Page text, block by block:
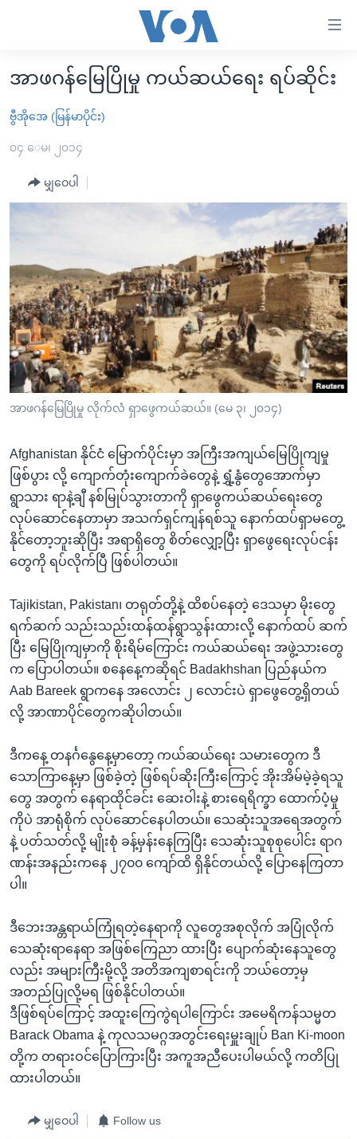
လွယ်ကူ
သည့်
Link
များ
ပင်မ
ကျော်
ကြည့်
ရန်
ပင်မ
အ
ညွန်း
စာမျက်နှာ
ကျော်
ကြည့်
ရန်
ရှာဖွေ
ရန်
နေရာ
ကျော်
မူလစာမျက်နှာ
မြန်မာ
အမေရိကန်သုံးအီဒီယံ
မကြေးမုံရဲ့ အင်္ဂလိပ်စာ
ရုပ်ရှင်ထဲက အင်္ဂလိပ်စာ
သုတပဒေသာ အင်္ဂလိပ်စာ
အပတ်စဉ်ကဏ္ဍများ
ရေဒီယို
တီဗွီ
ရေဒီယိုနှင့်ရုပ်သံ အချက်အလက်များ
ရေဒီယို/တီဗွီအစီအစဉ်
Learning English
ဘာသာစကားများ
အာဖဂန်မြေပြိုမှု ကယ်ဆယ်ရေး ရပ်ဆိုင်း
ဗွီအိုအေ (မြန်မာပိုင်း)
၀၄ ေမ၊ ၂၀၁၄
မျှဝေပါ
အာဖဂန်မြေပြိုမှု လိုက်လံ ရှာဖွေကယ်ဆယ်။ (မေ ၃၊ ၂၀၁၄)
Afghanistan နိုင်ငံ မြောက်ပိုင်းမှာ အကြီးအကျယ်မြေပြိုကျမှု
ဖြစ်ပွား လို့ ကျောက်တုံးကျောက်ခဲတွေနဲ့ ရွှံ့နွံတွေအောက်မှာ
ရွာသား ရာနဲ့ချီ နစ်မြုပ်သွားတာကို ရှာဖွေကယ်ဆယ်ရေးတွေ
လုပ်ဆောင်နေတာမှာ အသက်ရှင်ကျန်ရစ်သူ နောက်ထပ်ရှာမတွေ့
နိုင်တော့ဘူးဆိုပြီး အရာရှိတွေ စိတ်လျှော့ပြီး ရှာဖွေရေးလုပ်ငန်း
တွေကို ရပ်လိုက်ပြီ ဖြစ်ပါတယ်။
Tajikistan, Pakistan၊ တရုတ်တို့နဲ့ ထိစပ်နေတဲ့ ဒေသမှာ မိုးတွေ
ရက်ဆက် သည်းသည်းထန်ထန်ရွာသွန်းထားလို့ နောက်ထပ် ဆက်
ပြီး မြေပြိုကျမှာကို စိုးရိမ်ကြောင်း ကယ်ဆယ်ရေး အဖွဲ့သားတွေ
က ပြောပါတယ်။ စနေနေ့ကဆိုရင် Badakhshan ပြည်နယ်က
Aab Bareek ရွာကနေ အလောင်း ၂ လောင်းပဲ ရှာဖွေတွေ့ရှိတယ်
လို့ အာဏာပိုင်တွေကဆိုပါတယ်။
ဒီကနေ့ တနင်္ဂနွေနေ့မှာတော့ ကယ်ဆယ်ရေး သမားတွေက ဒီ
သောကြာနေ့မှာ ဖြစ်ခဲ့တဲ့ ဖြစ်ရပ်ဆိုးကြီးကြောင့် အိုးအိမ်မဲ့ခဲ့ရသူ
တွေ အတွက် နေရာထိုင်ခင်း ဆေးဝါးနဲ့ စားရေရိက္ခာ ထောက်ပံ့မှု
ကိုပဲ အာရုံစိုက် လုပ်ဆောင်နေပါတယ်။ သေဆုံးသူအရေအတွက်
နဲ့ ပတ်သတ်လို့ မျိုးစုံ ခန့်မှန်းနေကြပြီး သေဆုံးသူစုစုပေါင်း ရာဂ
ဏန်းအနည်းကနေ ၂၇၀၀ ကျော်ထိ ရှိနိုင်တယ်လို့ ပြောနေကြတာ
ပါ။
ဒီဘေးအန္တရာယ်ကြုံရတဲ့နေရာကို လူတွေအစုလိုက် အပြုံလိုက်
သေဆုံးရာနေရာ အဖြစ်ကြေညာ ထားပြီး ပျောက်ဆုံးနေသူတွေ
လည်း အများကြီးမို့လို့ အတိအကျစာရင်းကို ဘယ်တော့မှ
အတည်ပြုလို့မရ ဖြစ်နိုင်ပါတယ်။
ဒီဖြစ်ရပ်ကြောင့် အထူးကြေကွဲရပါကြောင်း အမေရိကန်သမ္မတ
Barack Obama နဲ့ ကုလသမဂ္ဂအတွင်းရေးမှူးချုပ် Ban Ki-moon
တို့က တရားဝင်ပြောကြားပြီး အကူအညီပေးပါမယ်လို့ ကတိပြု
ထားပါတယ်။
မျှဝေပါ Follow us